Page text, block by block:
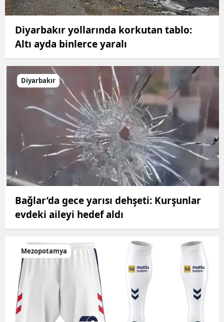
Diyarbakır yollarında korkutan tablo:
Altı ayda binlerce yaralı
Diyarbakır
Bağlar’da gece yarısı dehşeti: Kurşunlar
evdeki aileyi hedef aldı
Mezopotamya